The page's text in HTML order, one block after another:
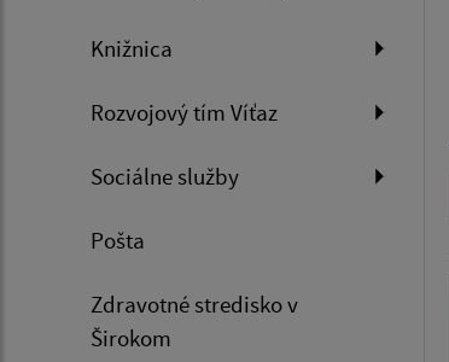
Knižnica
Rozvojový tím Víťaz
Sociálne služby
Pošta
Zdravotné stredisko v
Širokom